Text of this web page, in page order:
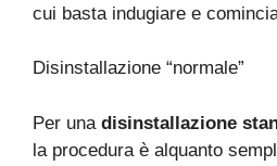
cui basta indugiare e
Disinstallazione “normale”
Per una disinstallazione
la procedura è alquanto